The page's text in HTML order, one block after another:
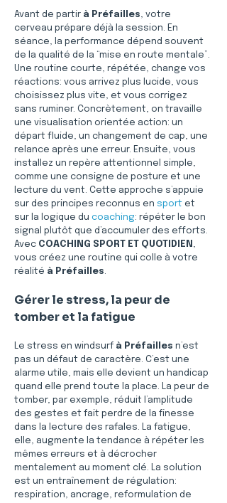
Avant de partir à Préfailles, votre
cerveau prépare déjà la session. En
séance, la performance dépend souvent
de la qualité de la “mise en route mentale”.
Une routine courte, répétée, change vos
réactions: vous arrivez plus lucide, vous
choisissez plus vite, et vous corrigez
sans ruminer. Concrètement, on travaille
une visualisation orientée action: un
départ fluide, un changement de cap, une
relance après une erreur. Ensuite, vous
installez un repère attentionnel simple,
comme une consigne de posture et une
lecture du vent. Cette approche s’appuie
sur des principes reconnus en sport et
sur la logique du coaching: répéter le bon
signal plutôt que d’accumuler des efforts.
Avec COACHING SPORT ET QUOTIDIEN ,
vous créez une routine qui colle à votre
réalité à Préfailles.
Gérer le stress, la peur de
tomber et la fatigue
Le stress en windsurf à Préfailles n’est
pas un défaut de caractère. C’est une
alarme utile, mais elle devient un handicap
quand elle prend toute la place. La peur de
tomber, par exemple, réduit l’amplitude
des gestes et fait perdre de la finesse
dans la lecture des rafales. La fatigue,
elle, augmente la tendance à répéter les
mêmes erreurs et à décrocher
mentalement au moment clé. La solution
est un entraînement de régulation:
respiration, ancrage, reformulation de